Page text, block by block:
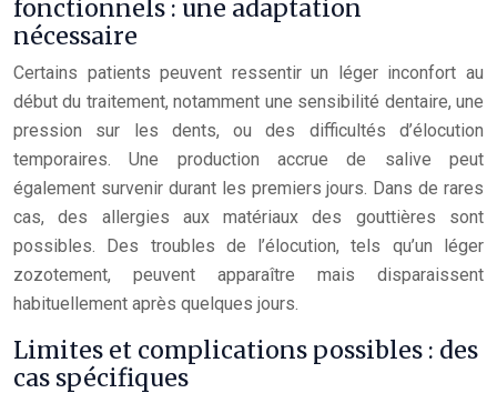
fonctionnels : une adaptation
nécessaire
Certains patients peuvent ressentir un léger inconfort au
début du traitement, notamment une sensibilité dentaire, une
pression sur les dents, ou des difficultés d’élocution
temporaires. Une production accrue de salive peut
également survenir durant les premiers jours. Dans de rares
cas, des allergies aux matériaux des gouttières sont
possibles. Des troubles de l’élocution, tels qu’un léger
zozotement, peuvent apparaître mais disparaissent
habituellement après quelques jours.
Limites et complications possibles : des
cas spécifiques